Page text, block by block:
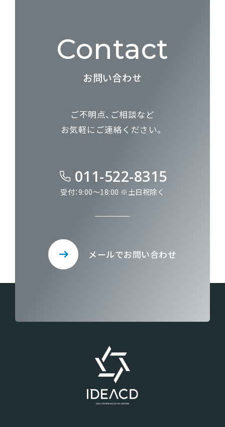
Contact
お問い合わせ
ご不明点、ご相談など
お気軽にご連絡ください。
011-522-8315
受付：9:00～18:00 ※土日祝除く
メールでお問い合わせ